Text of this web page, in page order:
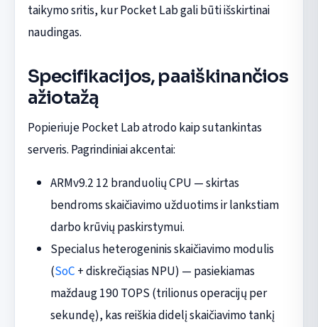
taikymo sritis, kur Pocket Lab gali būti išskirtinai
naudingas.
Specifikacijos, paaiškinančios
ažiotažą
Popieriuje Pocket Lab atrodo kaip sutankintas
serveris. Pagrindiniai akcentai:
ARMv9.2 12 branduolių CPU — skirtas
bendroms skaičiavimo užduotims ir lankstiam
darbo krūvių paskirstymui.
Specialus heterogeninis skaičiavimo modulis
(SoC + diskrečiąsias NPU) — pasiekiamas
maždaug 190 TOPS (trilionus operacijų per
sekundę), kas reiškia didelį skaičiavimo tankį